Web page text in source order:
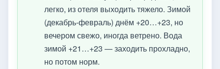
легко, из отеля выходить тяжело. Зимой
(декабрь-февраль) днём +20…+23, но
вечером свежо, иногда ветрено. Вода
зимой +21…+23 — заходить прохладно,
но потом норм.